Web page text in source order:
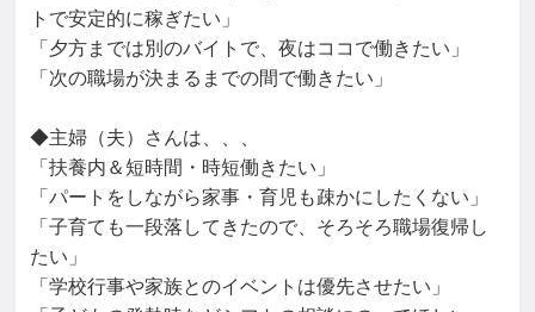
トで安定的に稼ぎたい」
「夕方までは別のバイトで、夜はココで働きたい」
「次の職場が決まるまでの間で働きたい」
◆主婦（夫）さんは、、、
「扶養内＆短時間・時短働きたい」
「パートをしながら家事・育児も疎かにしたくない」
「子育ても一段落してきたので、そろそろ職場復帰し
たい」
「学校行事や家族とのイベントは優先させたい」